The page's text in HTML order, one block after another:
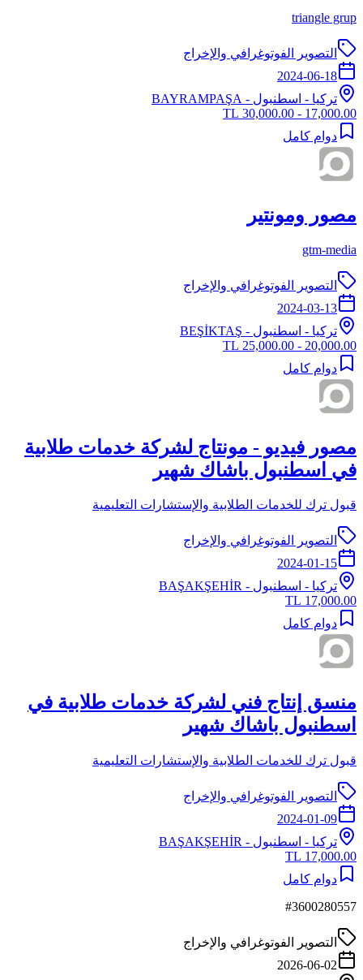
triangle grup
التصوير الفوتوغرافي والإخراج
2024-06-18
تركيا - اسطنبول - BAYRAMPAŞA
17,000.00 - 30,000.00 TL
دوام كامل
مصور ومونتير
gtm-media
التصوير الفوتوغرافي والإخراج
2024-03-13
تركيا - اسطنبول - BEŞİKTAŞ
20,000.00 - 25,000.00 TL
دوام كامل
مصور فيديو - مونتاج لشركة خدمات طلابية
في اسطنبول باشاك شهير
قبول ترك للخدمات الطلابية والإستشارات التعليمية
التصوير الفوتوغرافي والإخراج
2024-01-15
تركيا - اسطنبول - BAŞAKŞEHİR
17,000.00 TL
دوام كامل
منسق إنتاج فني لشركة خدمات طلابية في
اسطنبول باشاك شهير
قبول ترك للخدمات الطلابية والإستشارات التعليمية
التصوير الفوتوغرافي والإخراج
2024-01-09
تركيا - اسطنبول - BAŞAKŞEHİR
17,000.00 TL
دوام كامل
#3600280557
التصوير الفوتوغرافي والإخراج
2026-06-02